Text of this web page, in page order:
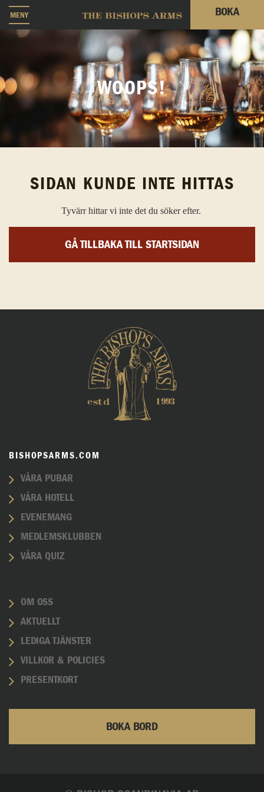
MENY BOKA
WOOPS!
SIDAN KUNDE INTE HITTAS
Tyvärr hittar vi inte det du söker efter.
GÅ TILLBAKA TILL STARTSIDAN
BISHOPSARMS.COM
VÅRA PUBAR
VÅRA HOTELL
EVENEMANG
MEDLEMSKLUBBEN
VÅRA QUIZ
OM OSS
AKTUELLT
LEDIGA TJÄNSTER
VILLKOR & POLICIES
PRESENTKORT
BOKA BORD